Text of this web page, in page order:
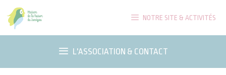
Aller
au
contenu
NOTRE SITE & ACTIVITÉS
L'ASSOCIATION & CONTACT